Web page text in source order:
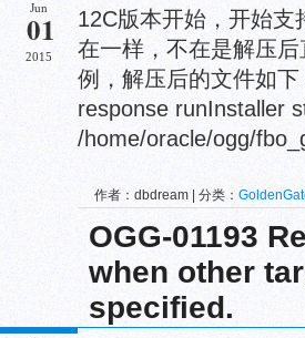
Jun
01
2015
12C版本开始，开始
在一样，不在是解压
例，解压后的文件如
response runInstaller
/home/oracle/ogg/
作者：dbdream | 分类：
OGG-01193
when other
specified.